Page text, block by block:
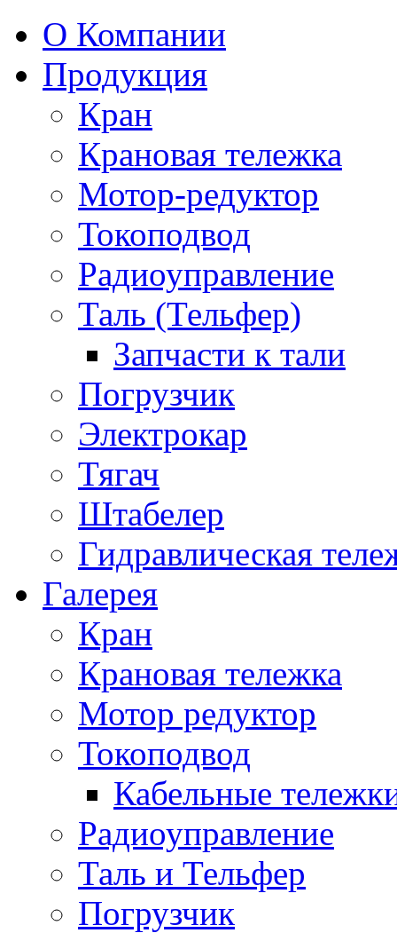
О Компании
Продукция
Кран
Крановая тележка
Мотор-редуктор
Токоподвод
Радиоуправление
Таль (Тельфер)
Запчасти к тали
Погрузчик
Электрокар
Тягач
Штабелер
Гидравлическая
Галерея
Кран
Крановая тележка
Мотор редуктор
Токоподвод
Кабельные
Радиоуправление
Таль и Тельфер
Погрузчик